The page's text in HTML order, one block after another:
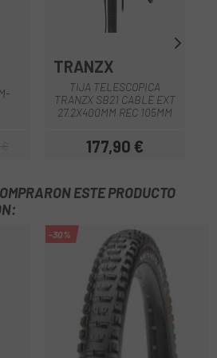
TRANZX
TIJA TELESCOPICA
TRANZX SB21 CABLE EXT
27.2X400MM REC 105MM
Precio
177,90 €
ESTE PRODUCTO
-30%